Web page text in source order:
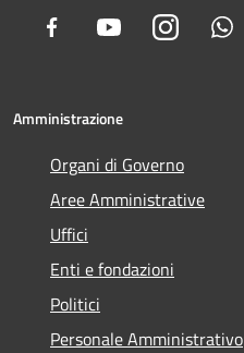
Facebook YoutubeInstagram
Amministrazione
Organi di Governo
Aree Amministrative
Uffici
Enti e fondazioni
Politici
Personale Amministrativo